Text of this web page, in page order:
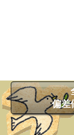
偏差